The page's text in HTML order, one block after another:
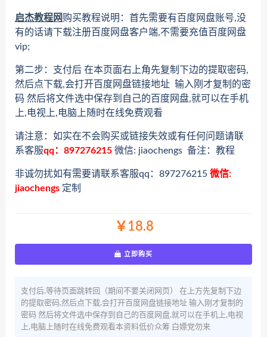
启杰教程网购买教程说明：首先需要有百度网盘账号,没
有的话请下载注册百度网盘客户端,不需要充值百度网盘
vip;
第二步：支付后 在本页面右上角先复制下边的提取密码,
然后点下载,会打开百度网盘链接地址 输入刚才复制的密
码 然后将文件选中保存到自己的百度网盘,就可以在手机
上,电视上,电脑上随时在线免费观看
请注意：如实在不会购买或链接失效或有任何问题请联
系客服qq：897276215 微信: jiaochengs 备注：教程
非诚勿扰如有需要请联系客服qq：897276215 微信:
jiaochengs 定制
￥18.8
立即购买
支付后,等待页面跳转回（期间不要关闭网页） 在上方先复制下边
的提取密码,然后点下载,会打开百度网盘链接地址 输入刚才复制的
密码 然后将文件选中保存到自己的百度网盘,就可以在手机上,电视
上,电脑上随时在线免费观看本资料低价众筹 白嫖党勿来